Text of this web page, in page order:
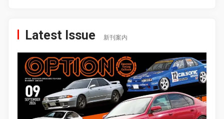
Latest Issue 新刊案内